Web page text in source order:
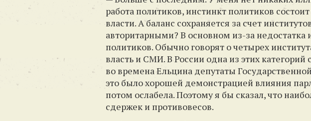
работа политиков, инстинкт политиков
власти. А баланс сохраняется за счет
авторитарными? В основном из-за
политиков. Обычно говорят о четырех
власть и СМИ. В России одна из этих
во времена Ельцина депутаты
это было хорошей демонстрацией влияния
потом ослабела. Поэтому я бы сказал, что
сдержек и противовесов.